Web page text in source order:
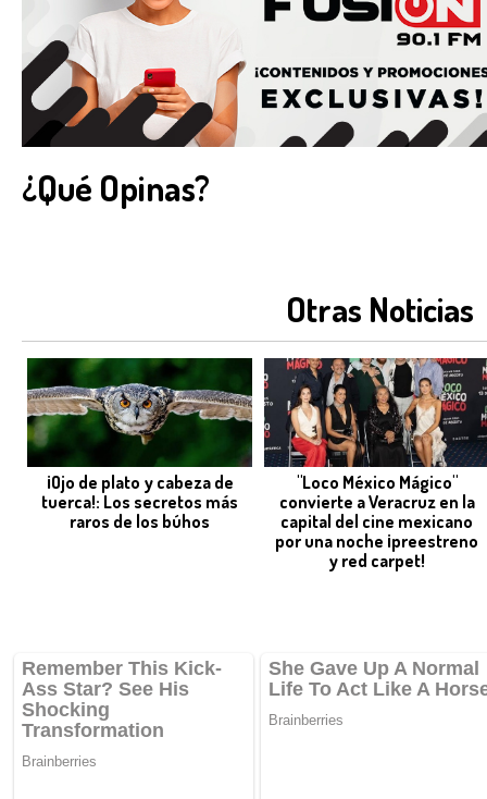
¿Qué Opinas?
Otras Noticias
¡Ojo de plato y cabeza de
tuerca!: Los secretos más
raros de los búhos
"Loco México Mágico"
convierte a Veracruz en la
capital del cine mexicano
por una noche ¡preestreno
y red carpet!